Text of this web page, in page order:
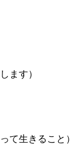
す）
生きること）